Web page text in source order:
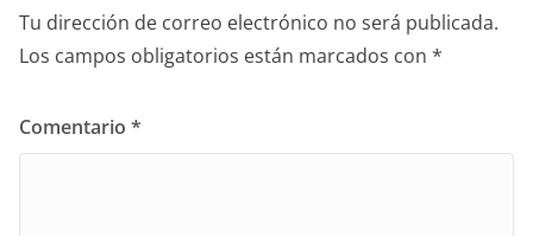
Tu dirección de correo electrónico no será publicada.
Los campos obligatorios están marcados con *
Comentario *